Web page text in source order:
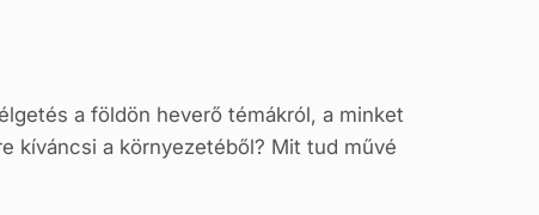
a földön heverő témákról, a minket
kíváncsi a környezetéből? Mit tud művé